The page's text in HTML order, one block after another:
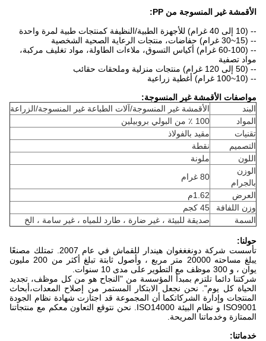
الأقمشة غير المنسوجة من PP:
-- (10 إلى 40 غرام) للأجهزة الطبية/النظيفة كمنتجات طبية لمرة واحدة
-- (15~30 غرام) حفاضات، منتجات الرعاية الصحية الشخصية
-- (60-100 غرام) أكياس التسوق، ملاءات الطاولة، مواد تغليف مركبة،
مواد تصفية
-- (50 إلى 120 غرام) منتجات منزلية وملحقات حقائب
-- (10~100 غرام) أغطية زراعية
مواصفات الأقمشة غير المنسوجة:
البند
الأقمشة غير المنسوجة/آلات الطباعة غير المنسوجة/الزراعة
المواد
100 ٪ من البولي بروبيلين
تقنيات
مقيد بالفولاذ
التصميم
نقطة
اللون
ملونة
الوزن
بالجرام
80 غرام
العرض
1.62م
وزن اللفافة
45 كجم
السمة
صديقة للبيئة ، غير ضارة ، طارد للمياه ، غير سامة ، الخ
حولنا:
تأسست شركة دونغغغوان هيندار للقماش في عام 2007. تمتلك مصنعًا
يبلغ مساحته 20000 متر مربع ، وأصول ثابتة تبلغ أكثر من 200 مليون
يوان ، و 300 موظف مع التطوير على مدى 10 سنوات.
شركتنا دائما تلتزم بمبدأ المؤسسة من "النجاح هو من كل موظف، تجديد
الحياة كل يوم". نحن نجعل الابتكار المستمر من إصلاح المعدات،أبحاث
المنتجات وإدارة الشركاتكما أن المجموعة قد اجتازت شهادة نظام الجودة
ISO9001 و نظام البيئة ISO14000. نحن نتوقع التعاون معكم مع منتجاتنا
الممتازة وخدماتنا المريحة.
خدماتنا: